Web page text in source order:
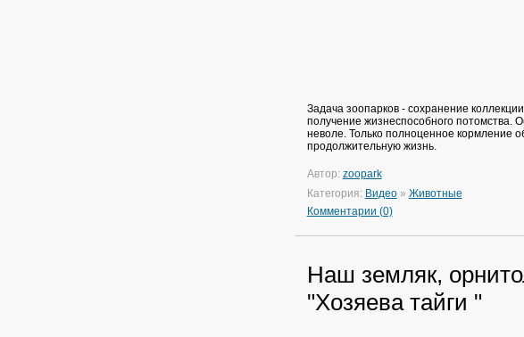
Задача зоопарков - сохранение
получение жизнеспособного потомства.
неволе. Только полноценное кормление
продолжительную жизнь.
Автор: zoopark
Категория: Видео» Животные
Комментарии (0)
Наш земляк,
"Хозяева тайги "